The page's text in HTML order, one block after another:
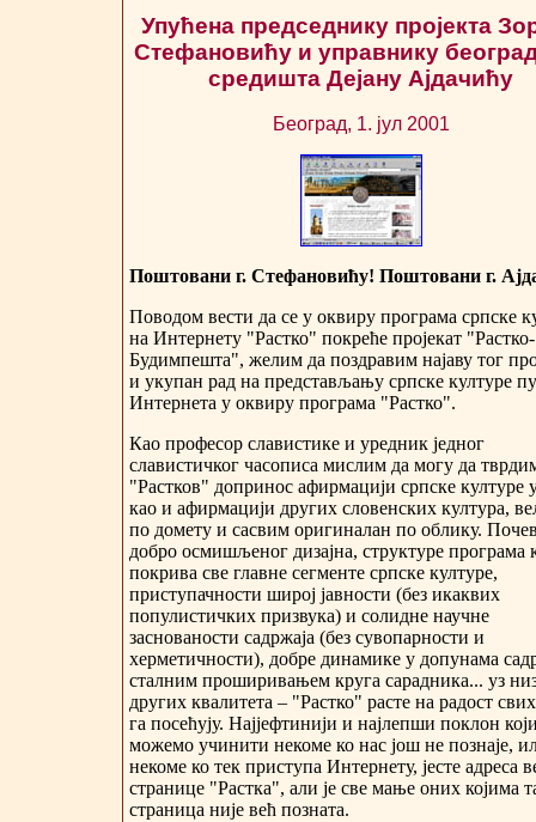
Упућена председнику пројекта
Стефановићу и управнику
средишта Дејану Ајдачићу
Београд, 1. јул 2001
Поштовани г. Стефановићу! Поштовани г.
Поводом вести да се у оквиру програма српске
на Интернету "Растко" покреће пројекат "Растко-
Будимпешта", желим да поздравим најаву тог
и укупан рад на представљању српске културе
Интернета у оквиру програма "Растко".
Као професор славистике и уредник једног
славистичког часописа мислим да могу да
"Растков" допринос афирмацији српске културе
као и афирмацији других словенских култура,
по домету и сасвим оригиналан по облику.
добро осмишљеног дизајна, структуре програма
покрива све главне сегменте српске културе,
приступачности широј јавности (без икаквих
популистичких призвука) и солидне научне
заснованости садржаја (без сувопарности и
херметичности), добре динамике у допунама
сталним проширивањем круга сарадника... уз
других квалитета – "Растко" расте на радост
га посећују. Најјефтинији и најлепши поклон
можемо учинити некоме ко нас још не познаје,
некоме ко тек приступа Интернету, јесте адреса
странице "Растка", али је све мање оних којима
страница није већ позната.